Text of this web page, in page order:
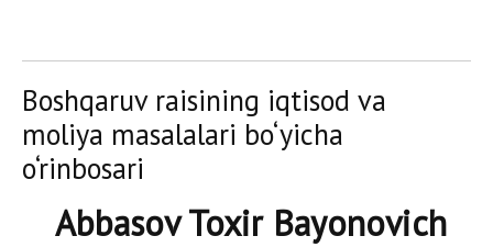
Boshqaruv raisining iqtisod va
moliya masalalari bo‘yicha
o‘rinbosari
Abbasov Toxir Bayonovich